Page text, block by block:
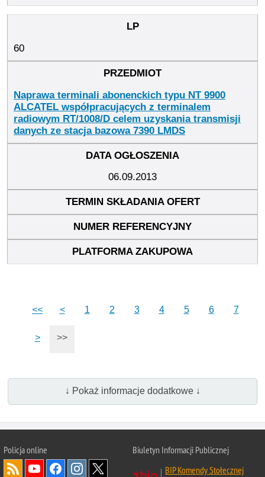
60
Naprawa terminali abonenckich typu NT 9900
ALCATEL współpracujących z terminalem
radiowym RT/1008/D celem uzyskania transmisji
danych ze stacja bazowa 7390 LMDS
06.09.2013
<< < 1 2 3 4 5 6 7
> >>
↓ Pokaż informacje dodatkowe ↓
Policja online
Biuletyn Informacji Publicznej
BIP Komendy Stołecznej